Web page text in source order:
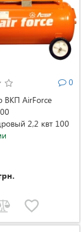
0
ВКП AirForce
2,2 квт 100